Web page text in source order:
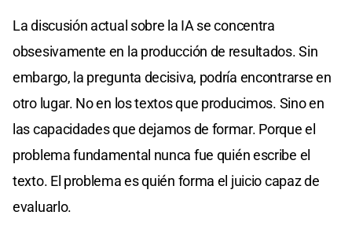
La discusión actual sobre la IA se concentra
obsesivamente en la producción de resultados. Sin
embargo, la pregunta decisiva, podría encontrarse en
otro lugar. No en los textos que producimos. Sino en
las capacidades que dejamos de formar. Porque el
problema fundamental nunca fue quién escribe el
texto. El problema es quién forma el juicio capaz de
evaluarlo.